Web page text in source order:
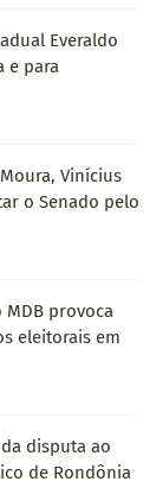
Everaldo
e para
Vinícius
o Senado pelo
provoca
eleitorais em
disputa ao
de Rondônia